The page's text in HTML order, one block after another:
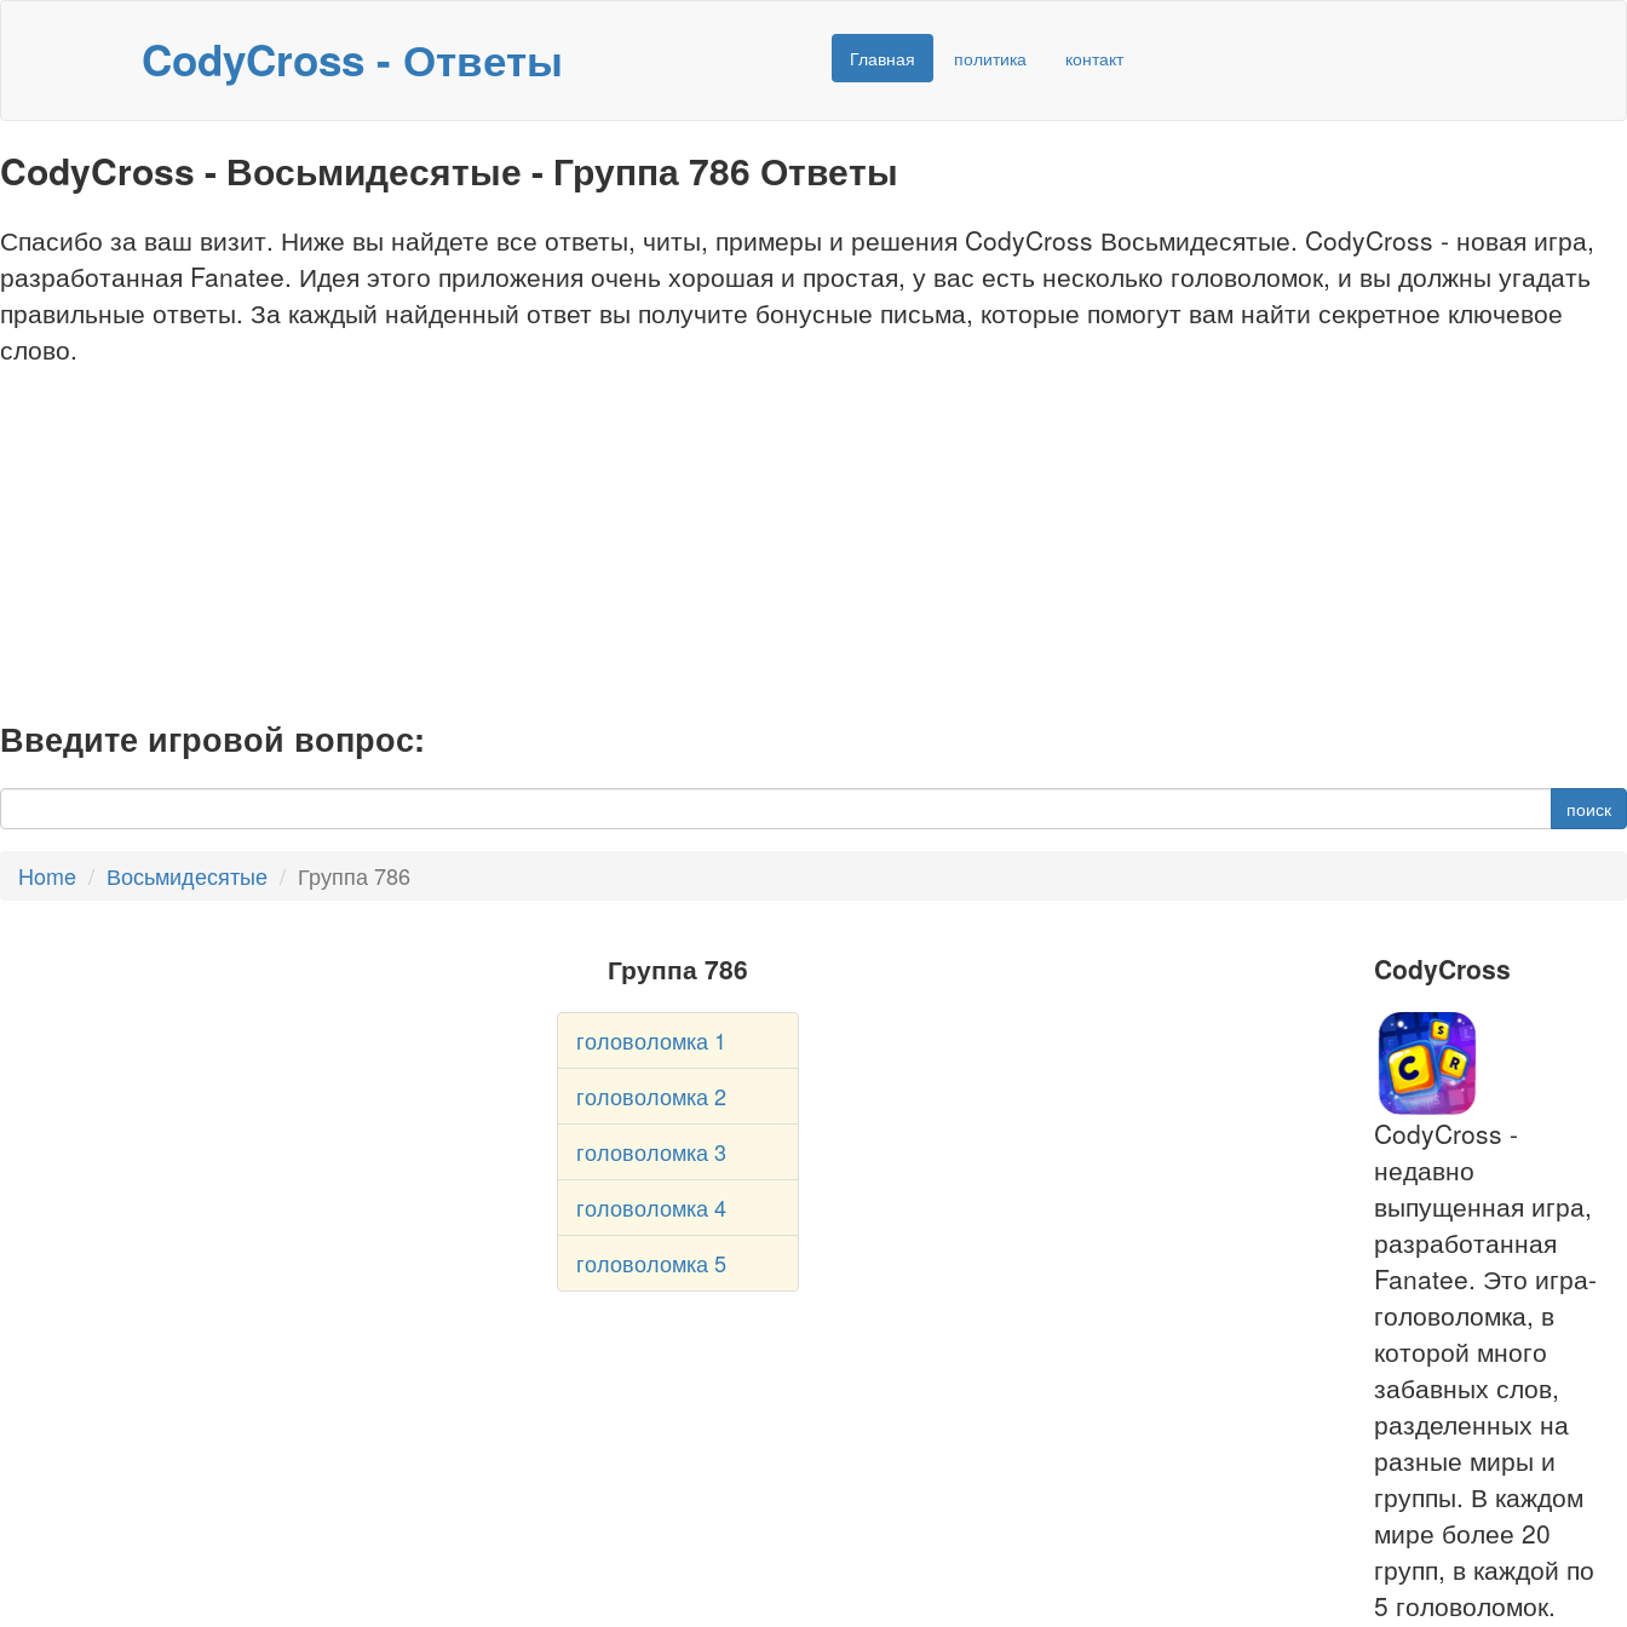
CodyCross - Ответы Главная политика контакт
CodyCross - Восьмидесятые - Группа 786 Ответы
Спасибо за ваш визит. Ниже вы найдете все ответы, читы, примеры и решения CodyCross Восьмидесятые. CodyCross - новая игра,
разработанная Fanatee. Идея этого приложения очень хорошая и простая, у вас есть несколько головоломок, и вы должны угадать
правильные ответы. За каждый найденный ответ вы получите бонусные письма, которые помогут вам найти секретное ключевое
слово.
Введите игровой вопрос:
поиск
Home Восьмидесятые Группа 786
Группа 786
головоломка 1
головоломка 2
головоломка 3
головоломка 4
головоломка 5
CodyCross
CodyCross -
недавно
выпущенная игра,
разработанная
Fanatee. Это игра-
головоломка, в
которой много
забавных слов,
разделенных на
разные миры и
группы. В каждом
мире более 20
групп, в каждой по
5 головоломок.